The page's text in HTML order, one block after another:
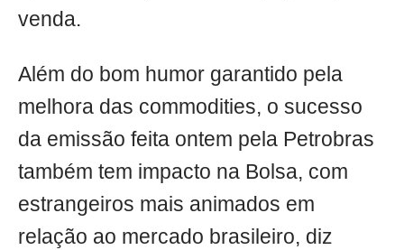
venda.
Além do bom humor garantido pela
melhora das commodities, o sucesso
da emissão feita ontem pela Petrobras
também tem impacto na Bolsa, com
estrangeiros mais animados em
relação ao mercado brasileiro, diz